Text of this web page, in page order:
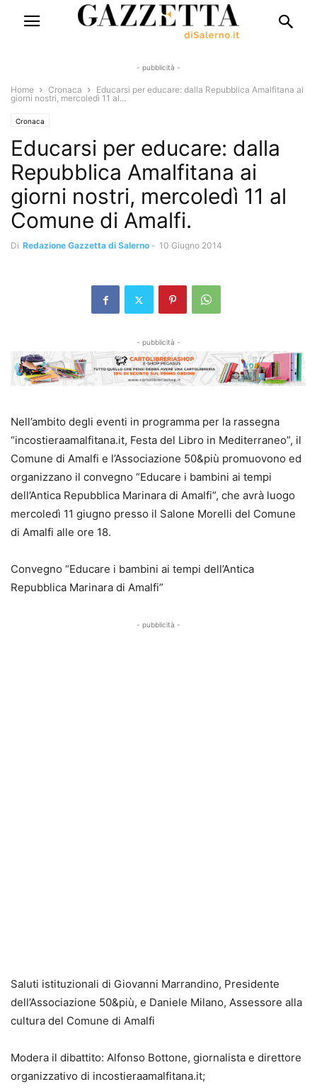
- pubblicità -
Home Cronaca
Educarsi per educare: dalla Repubblica Amalfitana ai
giorni nostri, mercoledì 11 al...
Cronaca
Educarsi per educare: dalla
Repubblica Amalfitana ai
giorni nostri, mercoledì 11 al
Comune di Amalfi.
Di Redazione Gazzetta di Salerno - 10 Giugno 2014
- pubblicità -
Nell’ambito degli eventi in programma per la rassegna
“incostieraamalfitana.it, Festa del Libro in Mediterraneo”, il
Comune di Amalfi e l’Associazione 50&più promuovono ed
organizzano il convegno “Educare i bambini ai tempi
dell’Antica Repubblica Marinara di Amalfi”, che avrà luogo
mercoledì 11 giugno presso il Salone Morelli del Comune
di Amalfi alle ore 18.
Convegno “Educare i bambini ai tempi dell’Antica
Repubblica Marinara di Amalfi”
- pubblicità -
Saluti istituzionali di Giovanni Marrandino, Presidente
dell’Associazione 50&più, e Daniele Milano, Assessore alla
cultura del Comune di Amalfi
Modera il dibattito: Alfonso Bottone, giornalista e direttore
organizzativo di incostieraamalfitana.it;